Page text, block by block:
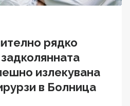
рядко
излекувана
в Болница